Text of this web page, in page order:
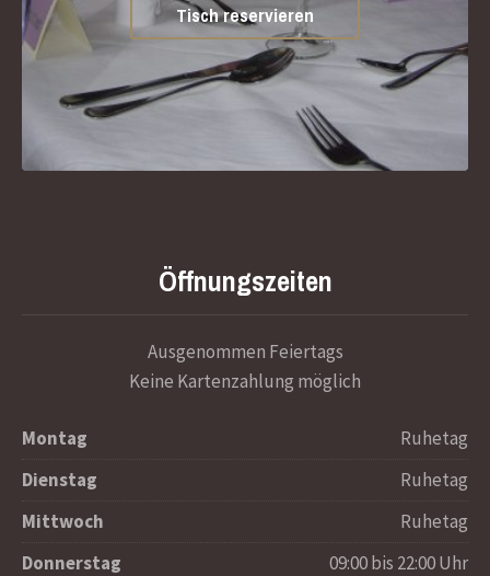
Tisch reservieren
Öffnungszeiten
Ausgenommen Feiertags
Keine Kartenzahlung möglich
Montag
Ruhetag
Dienstag
Ruhetag
Mittwoch
Ruhetag
Donnerstag
09:00 bis 22:00 Uhr